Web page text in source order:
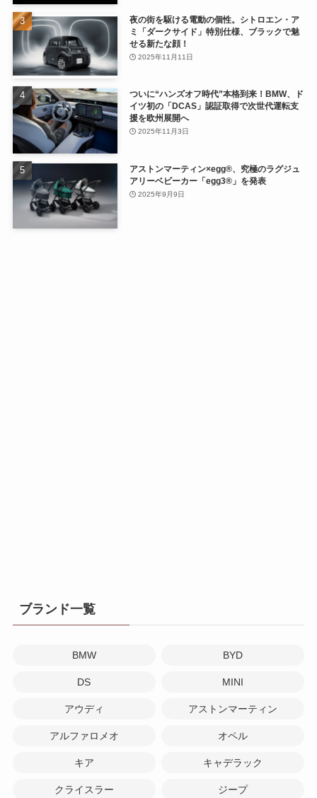
夜の街を駆ける電動の個性。シトロエン・ア
ミ「ダークサイド」特別仕様、ブラックで魅
せる新たな顔！
2025年11月11日
ついに“ハンズオフ時代”本格到来！BMW、ド
イツ初の「DCAS」認証取得で次世代運転支
援を欧州展開へ
2025年11月3日
アストンマーティン×egg®、究極のラグジュ
アリーベビーカー「egg3®」を発表
2025年9月9日
ブランド一覧
BMW BYD
DS MINI
アウディ アストンマーティン
アルファロメオ オペル
キア キャデラック
クライスラー ジープ